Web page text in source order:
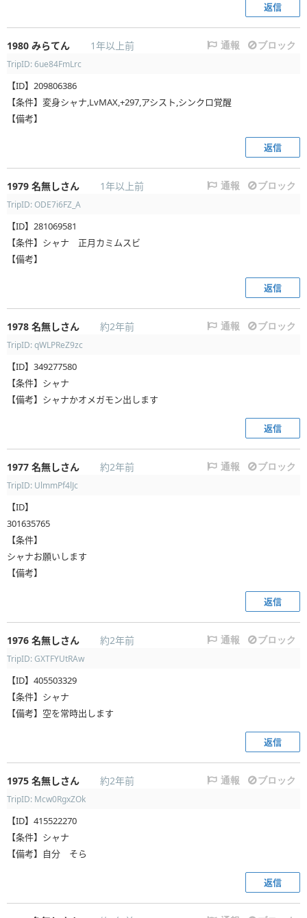
返信
1980 みらてん 1年以上前 通報 ブロック
TripID: 6ue84FmLrc
【ID】209806386
【条件】変身シャナ,LvMAX,+297,アシスト,シンクロ覚醒
【備考】
返信
1979 名無しさん 1年以上前 通報 ブロック
TripID: ODE7i6FZ_A
【ID】281069581
【条件】シャナ 正月カミムスビ
【備考】
返信
1978 名無しさん 約2年前 通報 ブロック
TripID: qWLPReZ9zc
【ID】349277580
【条件】シャナ
【備考】シャナかオメガモン出します
返信
1977 名無しさん 約2年前 通報 ブロック
TripID: UlmmPf4lJc
【ID】
301635765
【条件】
シャナお願いします
【備考】
返信
1976 名無しさん 約2年前 通報 ブロック
TripID: GXTFYUtRAw
【ID】405503329
【条件】シャナ
【備考】空を常時出します
返信
1975 名無しさん 約2年前 通報 ブロック
TripID: Mcw0RgxZOk
【ID】415522270
【条件】シャナ
【備考】自分 そら
返信